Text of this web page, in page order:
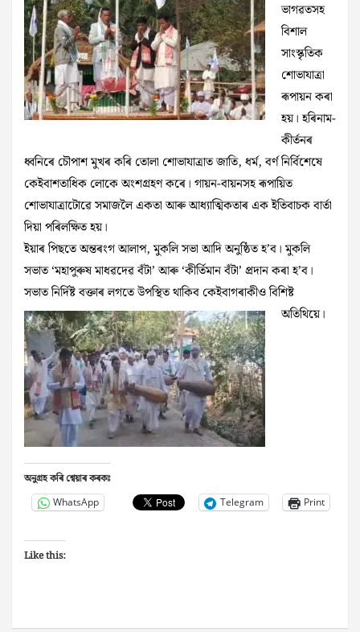
ভাগৱতসহ
বিশাল
সাংস্কৃতিক
শোভাযাত্ৰা
ৰূপায়ন কৰা
হয়। হৰিনাম-
কীৰ্তনৰ
ধ্বনিৰে চৌপাশ মুখৰ কৰি তোলা শোভাযাত্ৰাত জাতি, ধৰ্ম, বৰ্ণ নিৰ্বিশেষে
কেইবাশতাধিক লোকে অংশগ্ৰহণ কৰে। গায়ন-বায়নসহ ৰূপায়িত
শোভাযাত্ৰাটোৱে সমাজলৈ একতা আৰু আধ্যাত্মিকতাৰ এক ইতিবাচক বাৰ্তা
দিয়া পৰিলক্ষিত হয়।
ইয়াৰ পিছতে অন্তৰংগ আলাপ, মুকলি সভা আদি অনুষ্ঠিত হ’ব। মুকলি
সভাত ‘মহাপুৰুষ মাধৱদেৱ বঁটা’ আৰু ‘কীৰ্তিমান বঁটা’ প্ৰদান কৰা হ’ব।
সভাত নিৰ্দিষ্ট বক্তাৰ লগতে উপস্থিত থাকিব কেইবাগৰাকীও বিশিষ্ট
অতিথিয়ে।
অনুগ্ৰহ কৰি শ্বেয়াৰ কৰকঃ
WhatsApp Telegram Print
Like this: